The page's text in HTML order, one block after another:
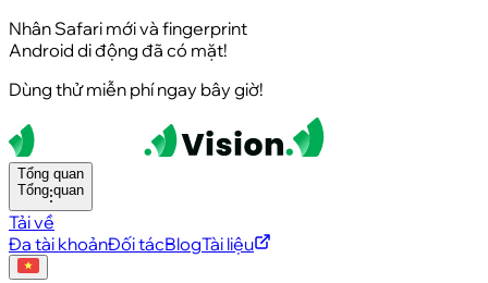
Nhân Safari mới và fingerprint
Android di động đã có mặt!
Dùng thử miễn phí ngay bây giờ!
Tổng quan
Tổng quan
Tải về
Đa tài khoảnĐối tácBlogTài liệu